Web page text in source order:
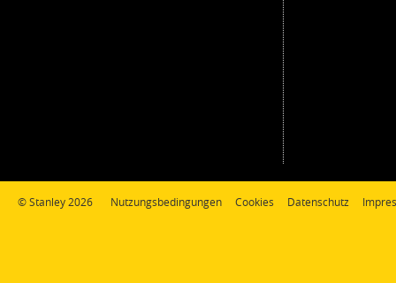
© Stanley 2026 Nutzungsbedingungen Cookies Datenschutz